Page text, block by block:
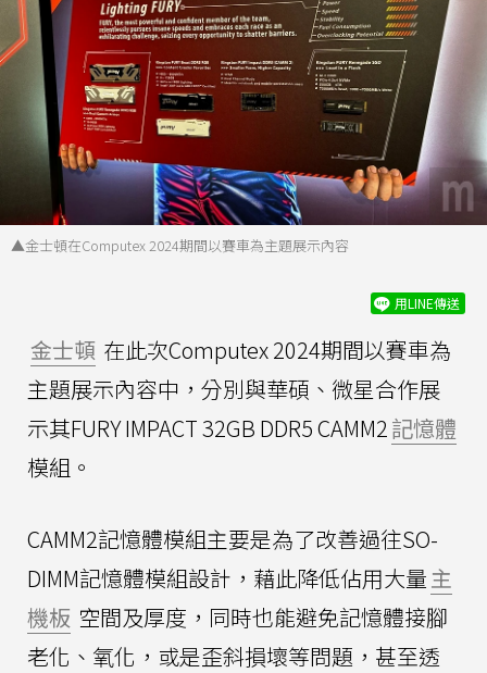
▲金士頓在Computex 2024期間以賽車為主題展示內容
用LINE傳送
金士頓 在此次Computex 2024期間以賽車為
主題展示內容中，分別與華碩、微星合作展
示其FURY IMPACT 32GB DDR5 CAMM2記憶體
模組。
CAMM2記憶體模組主要是為了改善過往SO-
DIMM記憶體模組設計，藉此降低佔用大量主
機板 空間及厚度，同時也能避免記憶體接腳
老化、氧化，或是歪斜損壞等問題，甚至透